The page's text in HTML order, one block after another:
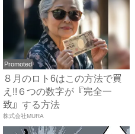
Promoted
８月のロト6はこの方法で買
え!!６つの数字が『完全一
致』する方法
株式会社MURA